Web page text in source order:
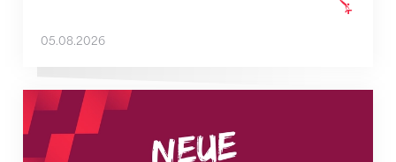
05.08.2026
Neue Empfangszeiten ab 1. August 2026